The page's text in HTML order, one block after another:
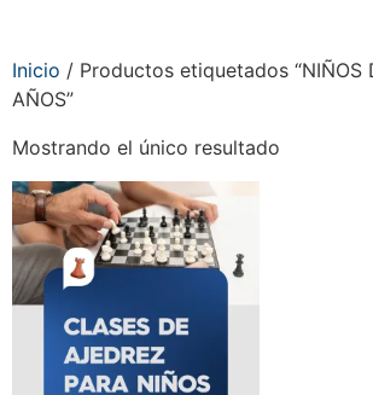
Inicio / Productos etiquetados “NIÑOS
AÑOS”
Mostrando el único resultado